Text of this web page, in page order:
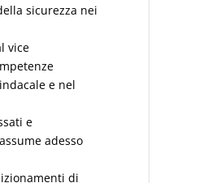
sicurezza nei
vice
e nel
e
adesso
di